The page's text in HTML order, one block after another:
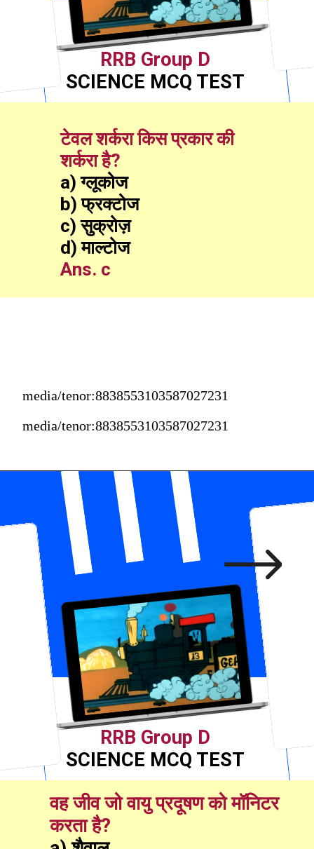
टेवल शर्करा किस प्रकार की
शर्करा है?
a) ग्लूकोज
b) फ्रक्टोज
c) सुक्रोज़
d) माल्टोज
Ans. c
RRB Group D
SCIENCE MCQ TEST
media/tenor:8838553103587027231
media/tenor:8838553103587027231
वह जीव जो वायु प्रदूषण को मॉनिटर
करता है?
RRB Group D
SCIENCE MCQ TEST